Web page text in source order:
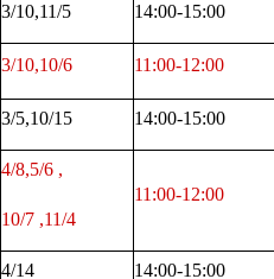
3/10,11/5 14:00-15:00
3/10,10/6 11:00-12:00
3/5,10/15 14:00-15:00
4/8,5/6 ,
10/7 ,11/4
11:00-12:00
4/14 14:00-15:00